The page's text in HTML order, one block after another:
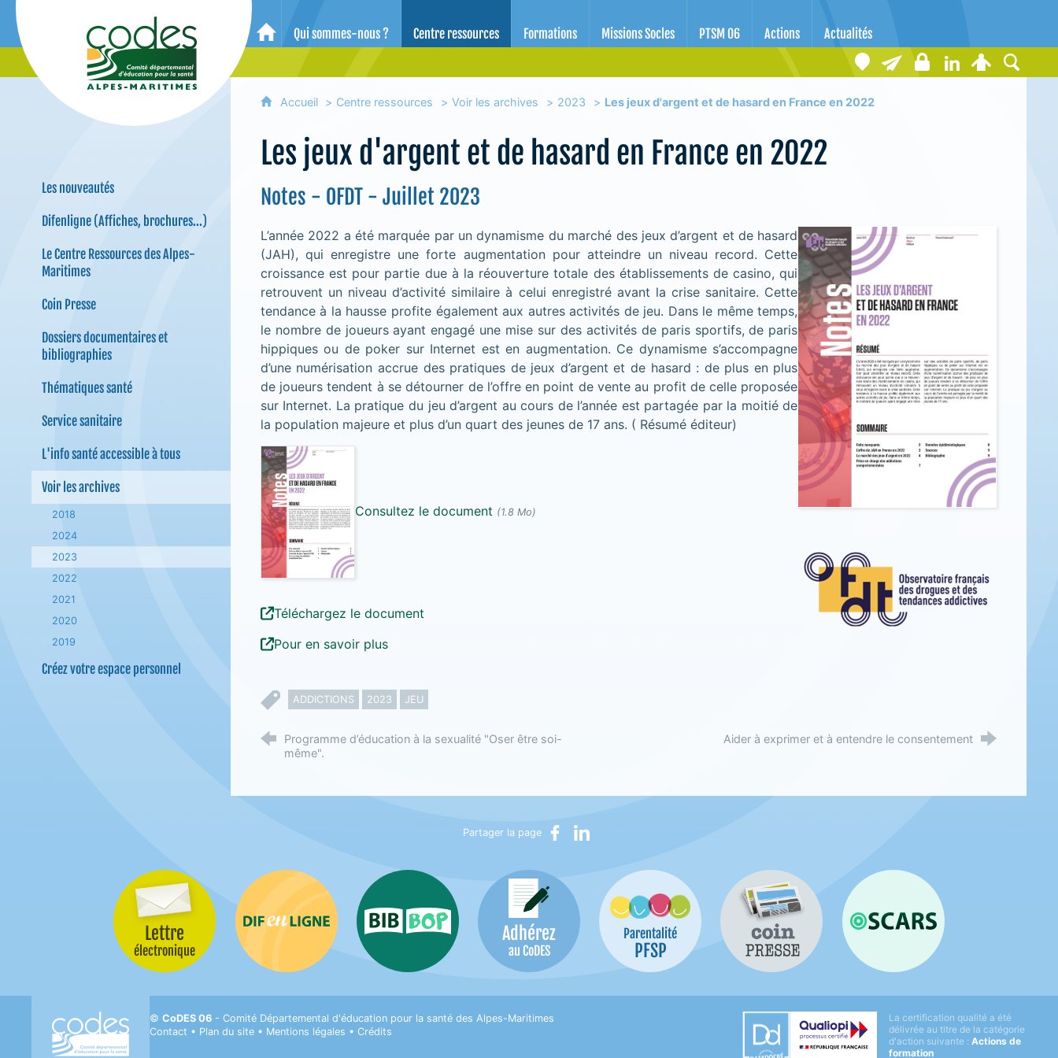
CoDES 06 - Comité départemental d'éducation pour la santé des Alpes-Maritimes
Accueil
Qui sommes-nous ? Centre ressources Formations Missions Socles PTSM 06 Actions Actualités
Les nouveautés
Difenligne (Affiches, brochures...)
Le Centre Ressources des Alpes-
Maritimes
Coin Presse
Dossiers documentaires et
bibliographies
Thématiques santé
Service sanitaire
L'info santé accessible à tous
Voir les archives
2018
2024
2023
2022
2021
2020
2019
Créez votre espace personnel
Accueil Centre ressources Voir les archives 2023 Les jeux d'argent et de hasard en France en 2022
Les jeux d'argent et de hasard en France en 2022
Notes - OFDT - Juillet 2023
L’année 2022 a été marquée par un dynamisme du marché des jeux d’argent et de hasard
(JAH), qui enregistre une forte augmentation pour atteindre un niveau record. Cette
croissance est pour partie due à la réouverture totale des établissements de casino, qui
retrouvent un niveau d’activité similaire à celui enregistré avant la crise sanitaire. Cette
tendance à la hausse profite également aux autres activités de jeu. Dans le même temps,
le nombre de joueurs ayant engagé une mise sur des activités de paris sportifs, de paris
hippiques ou de poker sur Internet est en augmentation. Ce dynamisme s’accompagne
d’une numérisation accrue des pratiques de jeux d’argent et de hasard : de plus en plus
de joueurs tendent à se détourner de l’offre en point de vente au profit de celle proposée
sur Internet. La pratique du jeu d’argent au cours de l’année est partagée par la moitié de
la population majeure et plus d’un quart des jeunes de 17 ans. ( Résumé éditeur)
Consultez le document (1.8 Mo)
Téléchargez le document
Pour en savoir plus
ADDICTIONS 2023 JEU
Programme d’éducation à la sexualité "Oser être soi-
même".
Aider à exprimer et à entendre le consentement
Partager la page Partager sur Facebook
Partager sur LinkedIn
Lettre
électronique
Difenligne Bib-Bop Adhérez
au CoDES
Parentalité
PFSP
Coin presse OSCARS
©CoDES 06 - Comité Départemental d'éducation pour la santé des Alpes-Maritimes
Contact • Plan du site • Mentions légales •Crédits
Datadock Qualiopi
La certification qualité a été
délivrée au titre de la catégorie
d'action suivante : Actions de
formation